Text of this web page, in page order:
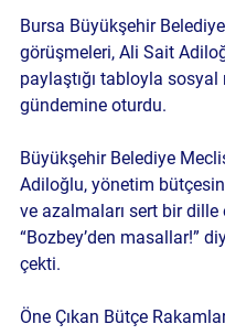
Bursa Büyükşehir
görüşmeleri, Ali Sait
paylaştığı tabloyla sosyal
gündemine oturdu.
Büyükşehir Belediye
Adiloğlu, yönetim
ve azalmaları sert bir dille
“Bozbey’den masallar!”
çekti.
Öne Çıkan Bütçe